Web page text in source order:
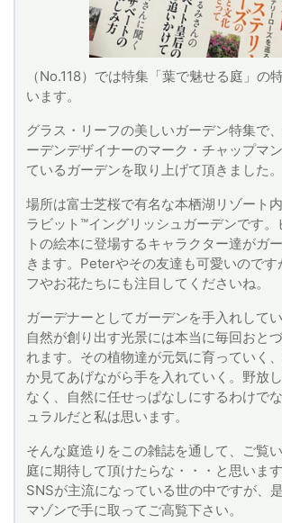
（No.118）では特集「葉で魅せる庭」の
います。
グラス・リーフの美しいガーデン特集で
ーデンデザイナーのマーク・チャップマ
ているガーデンを取り上げて頂きました。
場所は富士芝桜で有名な本栖湖リゾート
ラビット™イングリッシュガーデンです。
トの絵本に登場するキャラクター達がガ
きます。Peterやその友達も可愛いのです
フやお花たちにも注目してくださいね。
ガーデナーとしてガーデンを手入れしてい
自然が創り出す光景には本当に毎回おと
れます。その植物達が元気に育っていく
か見てあげながら手を入れていく。野放
なく、自然に任せっぱなしにするわけで
ュラルだと私は思います。
そんな庭造りをこの雑誌を通して、ご覧
庭に期待して頂けたらな・・・と思いま
SNSが主流になっている世の中ですが、
マゾンで手に取ってご高覧下さい。